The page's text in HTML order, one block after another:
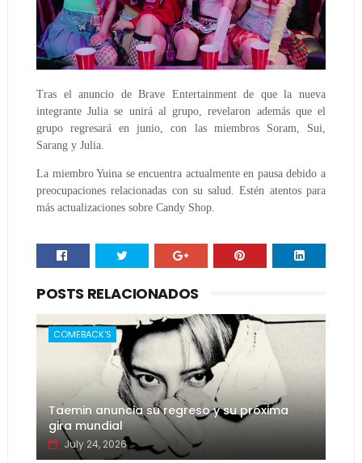
Tras el anuncio de Brave Entertainment de que la nueva
integrante Julia se unirá al grupo, revelaron además que el
grupo regresará en junio, con las miembros Soram, Sui,
Sarang y Julia.
La miembro Yuina se encuentra actualmente en pausa debido a
preocupaciones relacionadas con su salud. Estén atentos para
más actualizaciones sobre Candy Shop.
POSTS RELACIONADOS
COMEBACK'S
Taemin anuncia su regreso y su próxima
gira mundial
July 24, 2026